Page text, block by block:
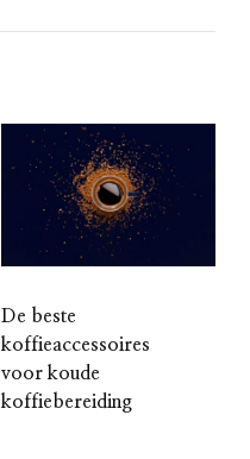
De beste
koffieaccessoires
voor koude
koffiebereiding